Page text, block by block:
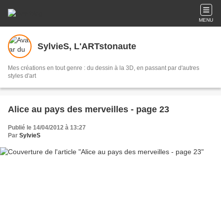
MENU
SylvieS, L'ARTstonaute
Mes créations en tout genre : du dessin à la 3D, en passant par d'autres
styles d'art
Alice au pays des merveilles - page 23
Publié le 14/04/2012 à 13:27
Par SylvieS